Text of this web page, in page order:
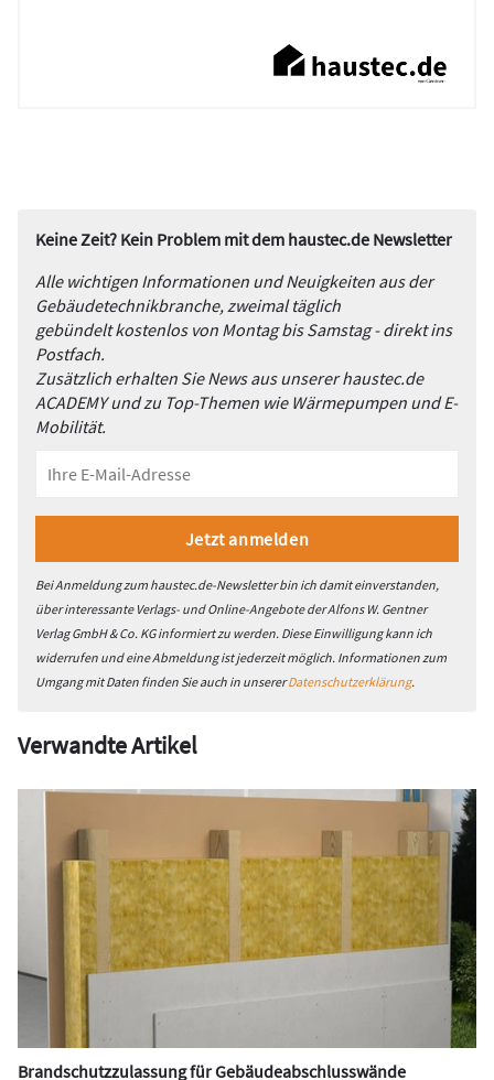
Keine Zeit? Kein Problem mit dem haustec.de Newsletter
Alle wichtigen Informationen und Neuigkeiten aus der
Gebäudetechnikbranche, zweimal täglich
gebündelt kostenlos von Montag bis Samstag - direkt ins
Postfach.
Zusätzlich erhalten Sie News aus unserer haustec.de
ACADEMY und zu Top-Themen wie Wärmepumpen und E-
Mobilität.
Bei Anmeldung zum haustec.de-Newsletter bin ich damit einverstanden,
über interessante Verlags- und Online-Angebote der Alfons W. Gentner
Verlag GmbH & Co. KG informiert zu werden. Diese Einwilligung kann ich
widerrufen und eine Abmeldung ist jederzeit möglich. Informationen zum
Umgang mit Daten finden Sie auch in unsererDatenschutzerklärung.
Verwandte Artikel
Brandschutzzulassung für Gebäudeabschlusswände